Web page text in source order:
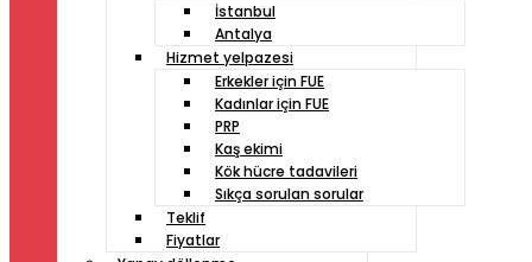
İstanbul
Antalya
Hizmet yelpazesi
Erkekler için FUE
Kadınlar için FUE
PRP
Kaş ekimi
Kök hücre tadavileri
Sıkça sorulan sorular
Teklif
Fiyatlar